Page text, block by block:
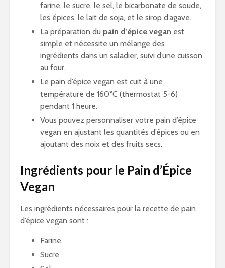
farine, le sucre, le sel, le bicarbonate de soude,
les épices, le lait de soja, et le sirop d’agave.
La préparation du pain d’épice vegan est
simple et nécessite un mélange des
ingrédients dans un saladier, suivi d’une cuisson
au four.
Le pain d’épice vegan est cuit à une
température de 160°C (thermostat 5-6)
pendant 1 heure.
Vous pouvez personnaliser votre pain d’épice
vegan en ajustant les quantités d’épices ou en
ajoutant des noix et des fruits secs.
Ingrédients pour le Pain d’Épice
Vegan
Les ingrédients nécessaires pour la recette de pain
d’épice vegan sont :
Farine
Sucre